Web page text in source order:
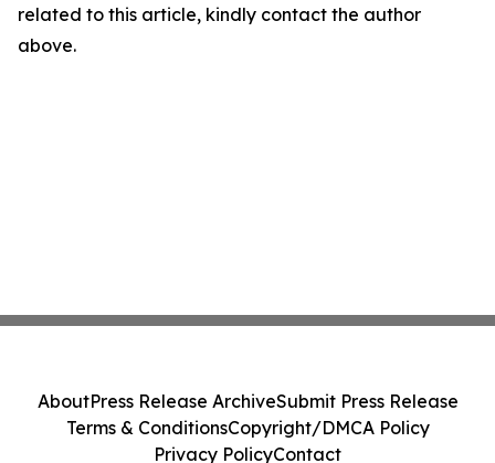
related to this article, kindly contact the author
above.
AboutPress Release ArchiveSubmit Press Release
Terms & ConditionsCopyright/DMCA Policy
Privacy PolicyContact